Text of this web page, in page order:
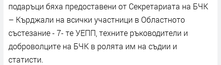
подаръци бяха предоставени от Секретариата на БЧК
– Кърджали на всички участници в Областното
състезание - 7- те УЕПП, техните ръководители и
доброволците на БЧК в ролята им на съдии и
статисти.